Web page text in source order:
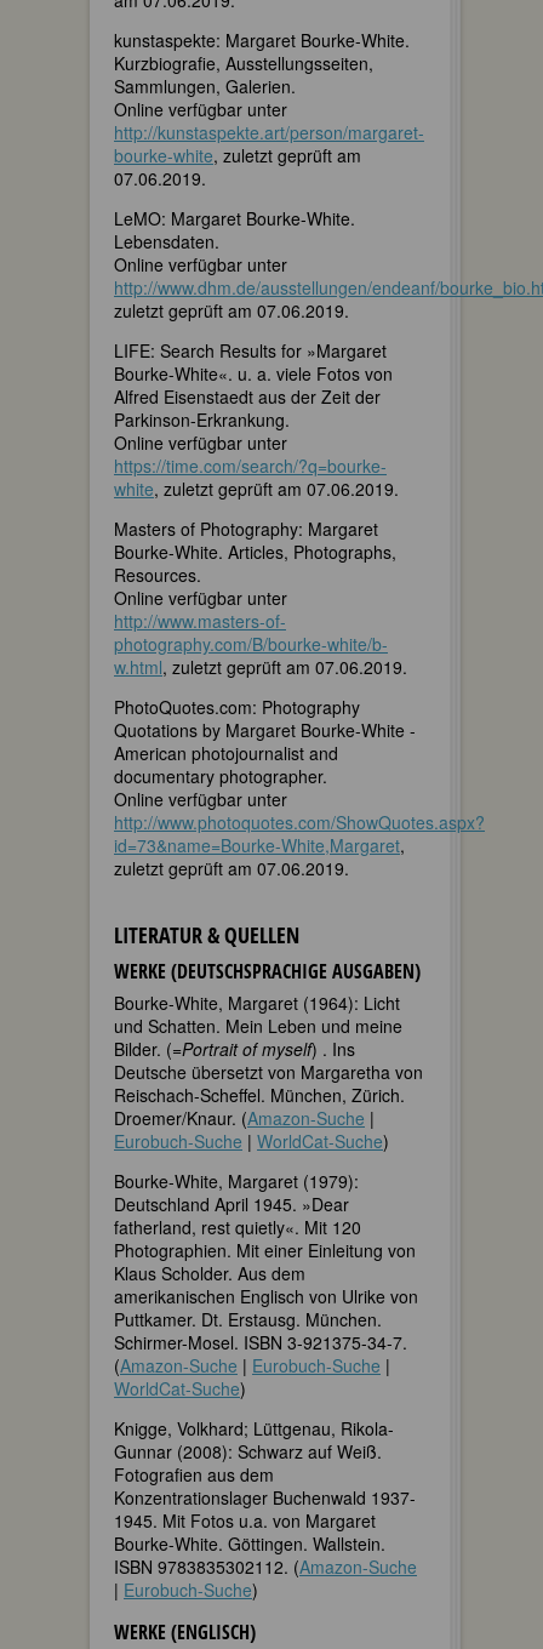
kunstaspekte: Margaret Bourke-White.
Kurzbiografie, Ausstellungsseiten,
Sammlungen, Galerien.
Online verfügbar unter
http://kunstaspekte.art/person/margaret-
bourke-white, zuletzt geprüft am
07.06.2019.
LeMO: Margaret Bourke-White.
Lebensdaten.
Online verfügbar unter
http://www.dhm.de/ausstellungen/endeanf/
zuletzt geprüft am 07.06.2019.
LIFE: Search Results for »Margaret
Bourke-White«. u. a. viele Fotos von
Alfred Eisenstaedt aus der Zeit der
Parkinson-Erkrankung.
Online verfügbar unter
https://time.com/search/?q=bourke-
white, zuletzt geprüft am 07.06.2019.
Masters of Photography: Margaret
Bourke-White. Articles, Photographs,
Resources.
Online verfügbar unter
http://www.masters-of-
photography.com/B/bourke-white/b-
w.html, zuletzt geprüft am 07.06.2019.
PhotoQuotes.com: Photography
Quotations by Margaret Bourke-White -
American photojournalist and
documentary photographer.
Online verfügbar unter
http://www.photoquotes.com/ShowQuotes.aspx?
id=73&name=Bourke-White,Margaret,
zuletzt geprüft am 07.06.2019.
LITERATUR & QUELLEN
WERKE (DEUTSCHSPRACHIGE AUSGABEN)
Bourke-White, Margaret (1964): Licht
und Schatten. Mein Leben und meine
Bilder. (=Portrait of myself) . Ins
Deutsche übersetzt von Margaretha von
Reischach-Scheffel. München, Zürich.
Droemer/Knaur. (Amazon-Suche |
Eurobuch-Suche | WorldCat-Suche)
Bourke-White, Margaret (1979):
Deutschland April 1945. »Dear
fatherland, rest quietly«. Mit 120
Photographien. Mit einer Einleitung von
Klaus Scholder. Aus dem
amerikanischen Englisch von Ulrike von
Puttkamer. Dt. Erstausg. München.
Schirmer-Mosel. ISBN 3-921375-34-7.
(Amazon-Suche | Eurobuch-Suche |
WorldCat-Suche)
Knigge, Volkhard; Lüttgenau, Rikola-
Gunnar (2008): Schwarz auf Weiß.
Fotografien aus dem
Konzentrationslager Buchenwald 1937-
1945. Mit Fotos u.a. von Margaret
Bourke-White. Göttingen. Wallstein.
ISBN 9783835302112. (Amazon-Suche
| Eurobuch-Suche)
WERKE (ENGLISCH)